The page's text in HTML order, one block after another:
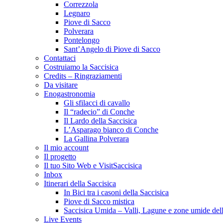
Correzzola
Legnaro
Piove di Sacco
Polverara
Pontelongo
Sant’Angelo di Piove di Sacco
Contattaci
Costruiamo la Saccisica
Credits – Ringraziamenti
Da visitare
Enogastronomia
Gli sfilacci di cavallo
Il “radecio” di Conche
Il Lardo della Saccisica
L’Asparago bianco di Conche
La Gallina Polverara
Il mio account
Il progetto
Il tuo Sito Web e VisitSaccisica
Inbox
Itinerari della Saccisica
In Bici tra i casoni della Saccisica
Piove di Sacco mistica
Saccisica Umida – Valli, Lagune e zone umide
Live Events